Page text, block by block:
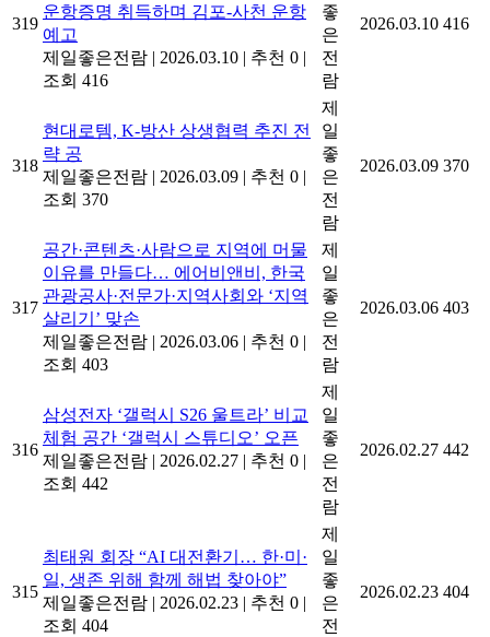
319
운항증명 취득하며 김포-사천 운항
예고
제일좋은전람 | 2026.03.10 | 추천 0 |
조회 416
좋
은
전
람
2026.03.10 416
318
현대로템, K-방산 상생협력 추진 전
략 공
제일좋은전람 | 2026.03.09 | 추천 0 |
조회 370
제
일
좋
은
전
람
2026.03.09 370
317
공간·콘텐츠·사람으로 지역에 머물
이유를 만들다… 에어비앤비, 한국
관광공사·전문가·지역사회와 ‘지역
살리기’ 맞손
제일좋은전람 | 2026.03.06 | 추천 0 |
조회 403
제
일
좋
은
전
람
2026.03.06 403
316
삼성전자 ‘갤럭시 S26 울트라’ 비교
체험 공간 ‘갤럭시 스튜디오’ 오픈
제일좋은전람 | 2026.02.27 | 추천 0 |
조회 442
제
일
좋
은
전
람
2026.02.27 442
315
최태원 회장 “AI 대전환기… 한·미·
일, 생존 위해 함께 해법 찾아야”
제일좋은전람 | 2026.02.23 | 추천 0 |
조회 404
제
일
좋
은
전
2026.02.23 404